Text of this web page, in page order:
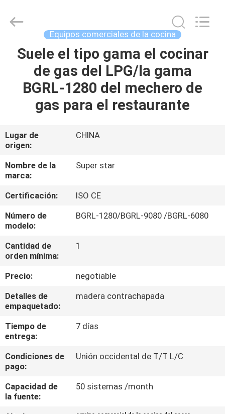
HOGAR
PRODUCTOS
VÍDEOS
SOBRE
NOSOTROS
VIAJE
DE
LA
FÁBRICA
CONTROL
DE
CALIDAD
EN
CONTACTO
CON
Catering
equipments
Reserved.
Equipos comerciales de la cocina
Suele el tipo gama el cocinar
de gas del LPG/la gama
BGRL-1280 del mechero de
gas para el restaurante
Lugar de
origen:
CHINA
Nombre de la
marca:
Super star
Certificación:
ISO CE
Número de
modelo:
BGRL-1280/BGRL-9080 /BGRL-6080
Cantidad de
orden mínima:
1
Precio:
negotiable
Detalles de
empaquetado:
madera contrachapada
Tiempo de
entrega:
7 días
Condiciones de
pago:
Unión occidental de T/T L/C
Capacidad de
la fuente:
50 sistemas /month